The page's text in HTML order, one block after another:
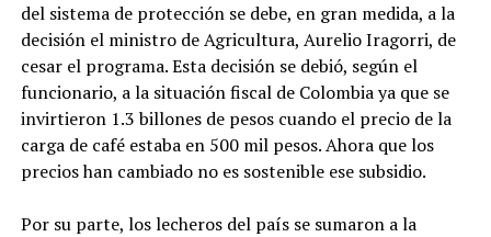
del sistema de protección se debe, en gran medida, a la
decisión el ministro de Agricultura, Aurelio Iragorri, de
cesar el programa. Esta decisión se debió, según el
funcionario, a la situación fiscal de Colombia ya que se
invirtieron 1.3 billones de pesos cuando el precio de la
carga de café estaba en 500 mil pesos. Ahora que los
precios han cambiado no es sostenible ese subsidio.
Por su parte, los lecheros del país se sumaron a la